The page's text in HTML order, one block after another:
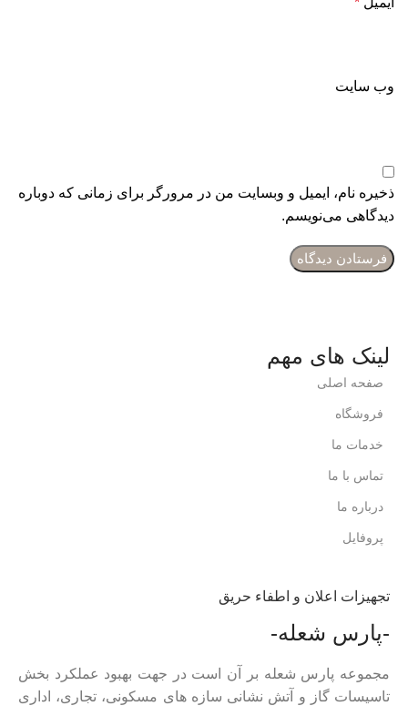
وب‌ سایت
ذخیره نام، ایمیل و وبسایت من در مرورگر برای زمانی که دوباره
دیدگاهی می‌نویسم.
لینک های مهم
صفحه اصلی
فروشگاه
خدمات ما
تماس با ما
درباره ما
پروفایل
تجهیزات اعلان و اطفاء حریق
-پارس شعله-
مجموعه پارس شعله بر آن است در جهت بهبود عملکرد بخش
تاسیسات گاز و آتش نشانی سازه های مسکونی، تجاری، اداری